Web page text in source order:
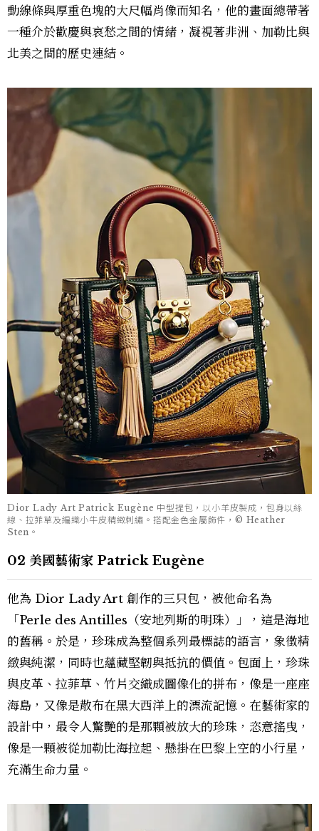
動線條與厚重色塊的大尺幅肖像而知名，他的畫面總帶著
一種介於歡慶與哀愁之間的情緒，凝視著非洲、加勒比與
北美之間的歷史連結。
Dior Lady Art Patrick Eugène 中型提包，以小羊皮製成，包身以絲
線、拉菲草及編織小牛皮精緻刺繡。搭配金色金屬飾件，© Heather
Sten。
02 美國藝術家 Patrick Eugène
他為 Dior Lady Art 創作的三只包，被他命名為
「Perle des Antilles（安地列斯的明珠）」，這是海地
的舊稱。於是，珍珠成為整個系列最標誌的語言，象徵精
緻與純潔，同時也蘊藏堅韌與抵抗的價值。包面上，珍珠
與皮革、拉菲草、竹片交織成圖像化的拼布，像是一座座
海島，又像是散布在黑大西洋上的漂流記憶。在藝術家的
設計中，最令人驚艷的是那顆被放大的珍珠，恣意搖曳，
像是一顆被從加勒比海拉起、懸掛在巴黎上空的小行星，
充滿生命力量。